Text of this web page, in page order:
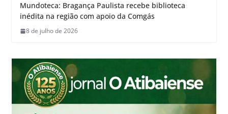
Mundoteca: Bragança Paulista recebe biblioteca
inédita na região com apoio da Comgás
8 de julho de 2026